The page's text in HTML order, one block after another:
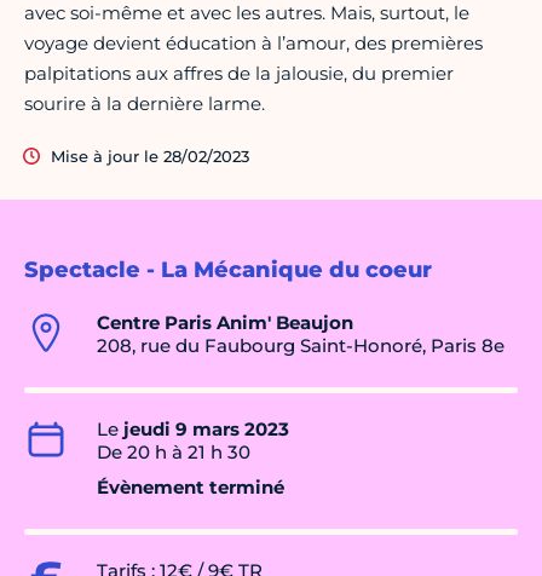
Spectacle - La Mécanique du coeur
Centre Paris Anim' Beaujon
208, rue du Faubourg Saint-Honoré, Paris 8e
Le jeudi 9 mars 2023
De 20 h à 21 h 30
Évènement terminé
Tarifs : 12€ / 9€ TR
avec soi-même et avec les autres. Mais, surtout, le
voyage devient éducation à l’amour, des premières
palpitations aux affres de la jalousie, du premier
sourire à la dernière larme.
Mise à jour le 28/02/2023